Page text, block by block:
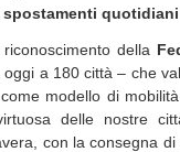
spostamenti quotidiani
della
a 180 città – che
modello di
delle nostre
con la consegna